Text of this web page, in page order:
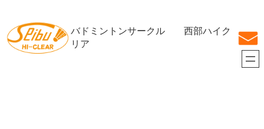
を
ス
バドミントンサークル 西部ハイク
リア